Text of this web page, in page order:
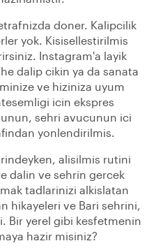
doner. Kalipcilik
yok. Kisisellestirilmis
Instagram'a layik
dalip cikin ya da sanata
ve hiziniza uyum
icin ekspres
sehri avucunun ici
yonlendirilmis.
alisilmis rutini
dalin ve sehrin gercek
tadlarinizi alkislatan
hikayeleri ve Bari sehrini,
Bir yerel gibi kesfetmenin
hazir misiniz?